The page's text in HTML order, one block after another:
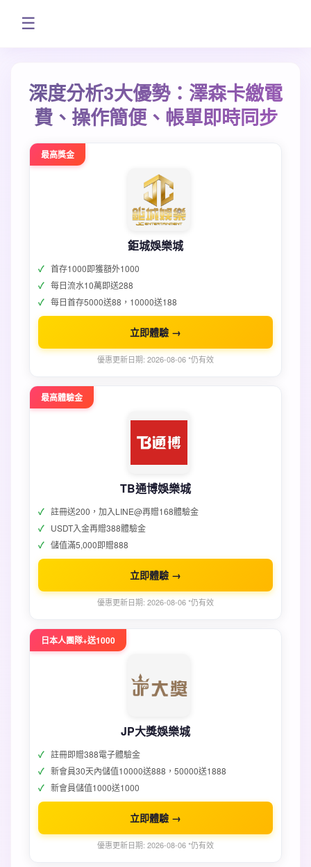
☰
深度分析3大優勢：澤森卡繳電
費、操作簡便、帳單即時同步
最高獎金
鉅城娛樂城
首存1000即獲額外1000
每日流水10萬即送288
每日首存5000送88，10000送188
立即體驗 →
優惠更新日期: 2026-08-06 *仍有效
最高體驗金
TB通博娛樂城
註冊送200，加入LINE@再贈168體驗金
USDT入金再贈388體驗金
儲值滿5,000即贈888
立即體驗 →
優惠更新日期: 2026-08-06 *仍有效
日本人團隊+送1000
JP大獎娛樂城
註冊即贈388電子體驗金
新會員30天內儲值10000送888，50000送1888
新會員儲值1000送1000
立即體驗 →
優惠更新日期: 2026-08-06 *仍有效